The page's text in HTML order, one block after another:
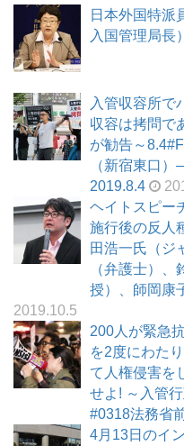
日本外国特派
入国管理局長
入管収容所で
収容は拷問で
が勧告～
（新宿東口
2019.8.4
ヘイトスピー
施行後の反人
田浩一氏（ジ
（弁護士）
授）、師岡康
2019.10.5
200人が緊急
を2度にわた
て人権侵害を
せよ! ～入管
#0318法務省
4月13日のイ